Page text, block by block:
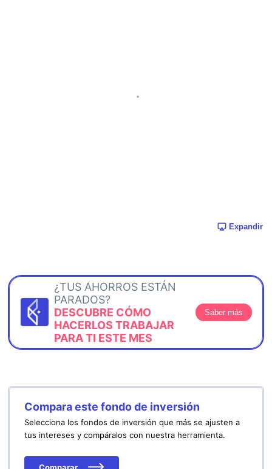
Expandir
¿TUS AHORROS ESTÁN
PARADOS?
DESCUBRE CÓMO
HACERLOS TRABAJAR
PARA TI ESTE MES
Saber más
Compara este fondo de inversión
Selecciona los fondos de inversión que más se ajusten a
tus intereses y compáralos con nuestra herramienta.
Comparar